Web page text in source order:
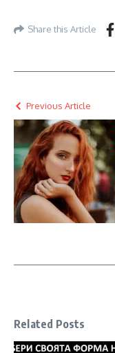
Share this Article
Previous Article
Related Posts